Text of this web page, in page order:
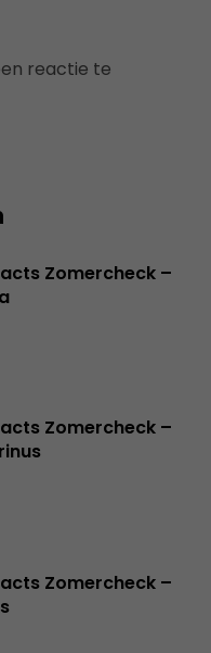
reactie te
Zomercheck –
Zomercheck –
Zomercheck –